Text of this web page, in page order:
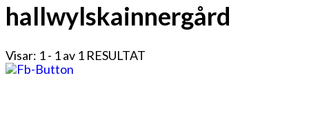
hallwylskainnergård
Visar: 1 - 1 av 1 RESULTAT